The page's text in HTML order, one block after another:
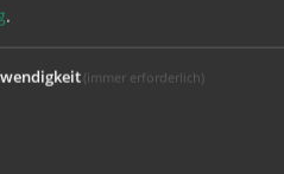
.
(immer erforderlich)